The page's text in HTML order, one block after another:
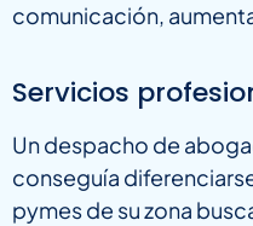
comunicación,
Servicios
Un despacho de
conseguía
pymes de su zona